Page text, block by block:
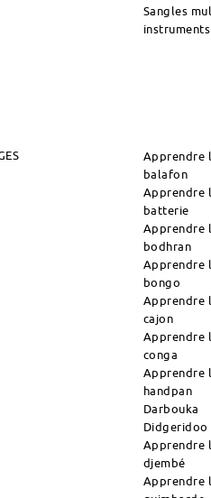
Sangles
instruments
Apprendre
balafon
Apprendre
batterie
Apprendre
bodhran
Apprendre
bongo
Apprendre
cajon
Apprendre
conga
Apprendre
handpan
Darbouka
Didgeridoo
Apprendre
djembé
Apprendre